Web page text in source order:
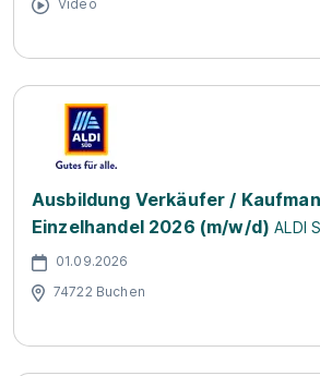
Video
Ausbildung Verkäufer /
Einzelhandel 2026 (m/w/d) ALDI
01.09.2026
74722 Buchen